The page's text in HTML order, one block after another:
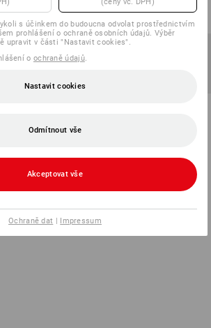
s účinkem do budoucna odvolat prostřednictvím
prohlášení o ochraně osobních údajů. Výběr
upravit v části "Nastavit cookies".
o ochraně údajů.
Nastavit cookies
Odmítnout vše
Akceptovat vše
Ochraně dat | Impressum